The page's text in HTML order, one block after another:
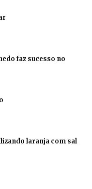
faz sucesso no
laranja com sal